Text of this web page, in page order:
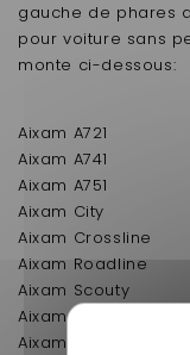
gauche de phares
pour voiture sans
monte ci-dessous:
Aixam A721
Aixam A741
Aixam A751
Aixam City
Aixam Crossline
Aixam Roadline
Aixam Scouty
Aixam Crossover
Aixam GTO